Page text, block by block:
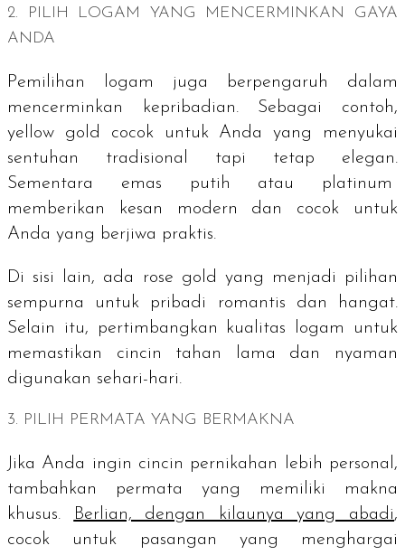
2. PILIH LOGAM YANG MENCERMINKAN GAYA
ANDA
Pemilihan logam juga berpengaruh dalam
mencerminkan kepribadian. Sebagai contoh,
yellow gold cocok untuk Anda yang menyukai
sentuhan tradisional tapi tetap elegan.
Sementara emas putih atau platinum
memberikan kesan modern dan cocok untuk
Anda yang berjiwa praktis.
Di sisi lain, ada rose gold yang menjadi pilihan
sempurna untuk pribadi romantis dan hangat.
Selain itu, pertimbangkan kualitas logam untuk
memastikan cincin tahan lama dan nyaman
digunakan sehari-hari.
3. PILIH PERMATA YANG BERMAKNA
Jika Anda ingin cincin pernikahan lebih personal,
tambahkan permata yang memiliki makna
khusus.
Berlian, dengan kilaunya yang abadi,
cocok untuk pasangan yang menghargai